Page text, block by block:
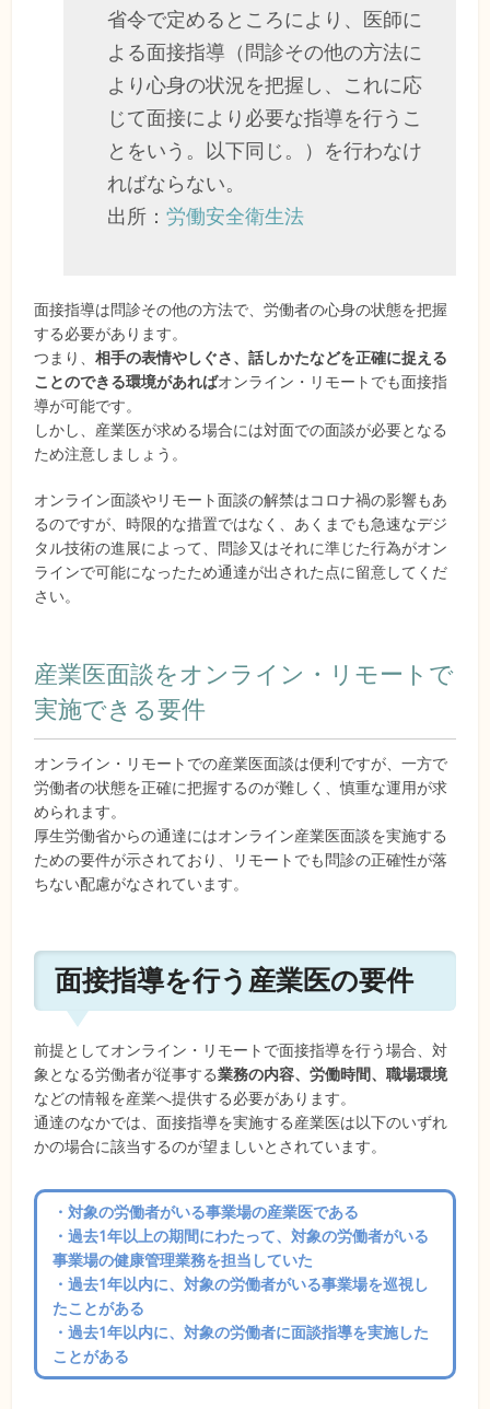
省令で定めるところにより、医師に
よる面接指導（問診その他の方法に
より心身の状況を把握し、これに応
じて面接により必要な指導を行うこ
とをいう。以下同じ。）を行わなけ
ればならない。
出所：労働安全衛生法
面接指導は問診その他の方法で、労働者の心身の状態を把握
する必要があります。
つまり、相手の表情やしぐさ、話しかたなどを正確に捉える
ことのできる環境があればオンライン・リモートでも面接指
導が可能です。
しかし、産業医が求める場合には対面での面談が必要となる
ため注意しましょう。
オンライン面談やリモート面談の解禁はコロナ禍の影響もあ
るのですが、時限的な措置ではなく、あくまでも急速なデジ
タル技術の進展によって、問診又はそれに準じた行為がオン
ラインで可能になったため通達が出された点に留意してくだ
さい。
産業医面談をオンライン・リモートで
実施できる要件
オンライン・リモートでの産業医面談は便利ですが、一方で
労働者の状態を正確に把握するのが難しく、慎重な運用が求
められます。
厚生労働省からの通達にはオンライン産業医面談を実施する
ための要件が示されており、リモートでも問診の正確性が落
ちない配慮がなされています。
面接指導を行う産業医の要件
前提としてオンライン・リモートで面接指導を行う場合、対
象となる労働者が従事する業務の内容、労働時間、職場環境
などの情報を産業へ提供する必要があります。
通達のなかでは、面接指導を実施する産業医は以下のいずれ
かの場合に該当するのが望ましいとされています。
・対象の労働者がいる事業場の産業医である
・過去1年以上の期間にわたって、対象の労働者がいる
事業場の健康管理業務を担当していた
・過去1年以内に、対象の労働者がいる事業場を巡視し
たことがある
・過去1年以内に、対象の労働者に面談指導を実施した
ことがある